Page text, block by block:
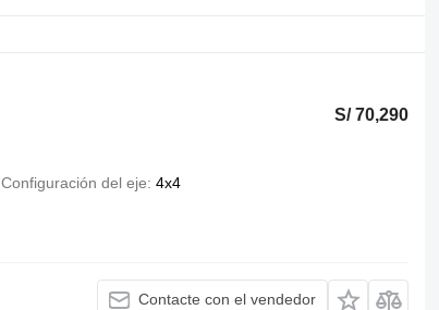
S/ 70,290
Configuración del eje 4x4
Contacte con el vendedor